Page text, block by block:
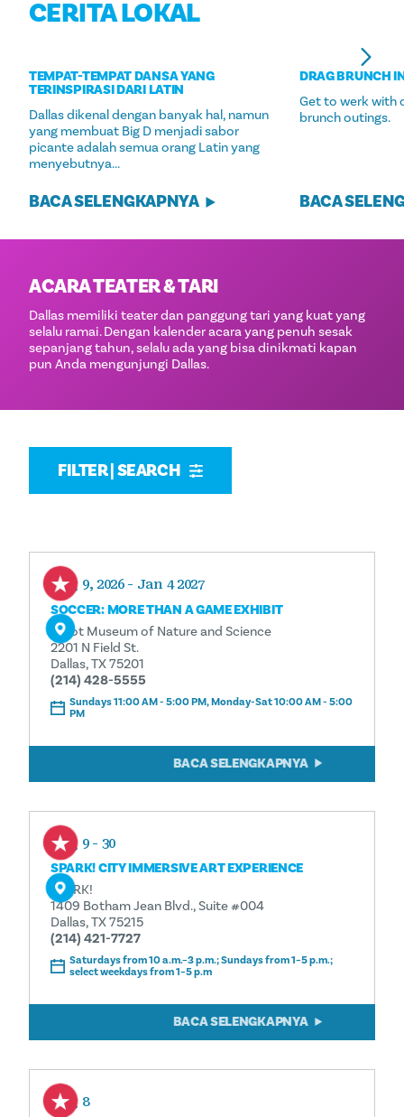
CERITA LOKAL
TEMPAT-TEMPAT DANSA YANG
TERINSPIRASI DARI LATIN
Dallas dikenal dengan banyak hal, namun
yang membuat Big D menjadi sabor
picante adalah semua orang Latin yang
menyebutnya...
BACA SELENGKAPNYA
DRAG BRUNCH
Get to werk with
brunch outings.
BACA
ACARA TEATER & TARI
Dallas memiliki teater dan panggung tari yang kuat yang
selalu ramai. Dengan kalender acara yang penuh sesak
sepanjang tahun, selalu ada yang bisa dinikmati kapan
pun Anda mengunjungi Dallas.
FILTER | SEARCH
Aug 9, 2026 - Jan 4 2027
SOCCER: MORE THAN A GAME EXHIBIT
Perot Museum of Nature and Science
2201 N Field St.
Dallas, TX 75201
(214) 428-5555
Sundays 11:00 AM - 5:00 PM, Monday-Sat 10:00 AM - 5:00
PM
BACA SELENGKAPNYA
Aug 9 - 30
SPARK! CITY IMMERSIVE ART EXPERIENCE
SPARK!
1409 Botham Jean Blvd., Suite #004
Dallas, TX 75215
(214) 421-7727
Saturdays from 10 a.m.–3 p.m.; Sundays from 1–5 p.m.;
select weekdays from 1–5 p.m
BACA SELENGKAPNYA
Aug 8